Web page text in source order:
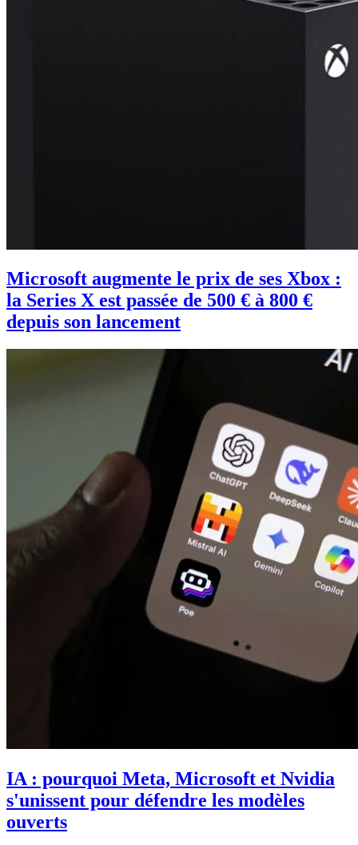
Microsoft augmente le prix de ses Xbox :
la Series X est passée de 500 € à 800 €
depuis son lancement
IA : pourquoi Meta, Microsoft et Nvidia
s'unissent pour défendre les modèles
ouverts